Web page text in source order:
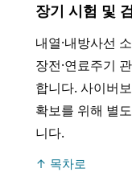
장기 시험 및
내열·내방사선
장전·연료주기
합니다. 사이버
확보를 위해 별
니다.
↑ 목차로